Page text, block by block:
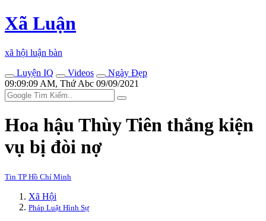
Xã Luận
xã hội luận bàn
Luyện IQ
Videos
Ngày Đẹp
09:09:09 AM, Thứ Abc 09/09/2021
Hoa hậu Thùy Tiên thắng kiện
vụ bị đòi nợ
Tin TP Hồ Chí Minh
Xã Hội
Pháp Luật Hình Sự